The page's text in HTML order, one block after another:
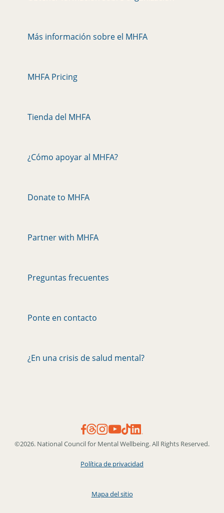
Más información sobre el MHFA
MHFA Pricing
Tienda del MHFA
¿Cómo apoyar al MHFA?
Donate to MHFA
Partner with MHFA
Preguntas frecuentes
Ponte en contacto
¿En una crisis de salud mental?
©2026. National Council for Mental Wellbeing. All Rights Reserved.
Política de privacidad
Mapa del sitio